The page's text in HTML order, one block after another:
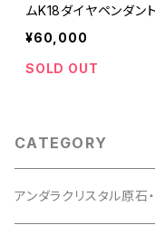
ムK18ダイヤペンダント
¥60,000
SOLD OUT
CATEGORY
アンダラクリスタル原石